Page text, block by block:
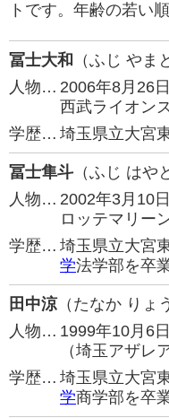
トです。年齢の若い
冨士大和
（ふじ やま
人物… 2006年8月26
西武ライオン
学歴… 埼玉県立大宮
冨士隼斗 （ふじ はや
人物… 2002年3月10
ロッテマリー
学歴… 埼玉県立大宮
学法学部を卒
田中涼（たなか りょ
人物… 1999年10月6
（埼玉アザレ
学歴… 埼玉県立大宮
学商学部を卒